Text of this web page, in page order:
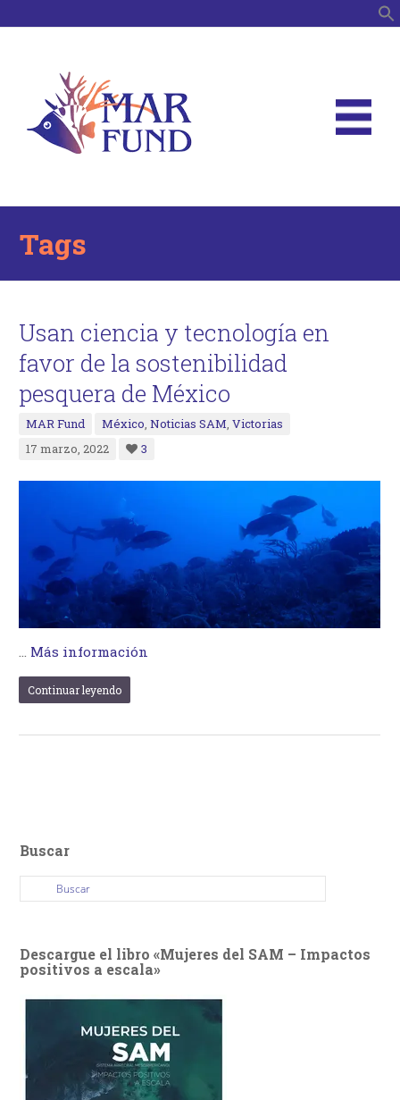
Tags
Usan ciencia y tecnología en
favor de la sostenibilidad
pesquera de México
MAR Fund México,Noticias SAM,Victorias
17 marzo, 2022
3
… Más información
Continuar leyendo
Buscar
Descargue el libro «Mujeres del SAM – Impactos
positivos a escala»